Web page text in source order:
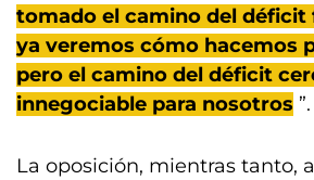
tomado el camino del déficit
ya veremos cómo hacemos
pero el camino del déficit
innegociable para nosotros ”.
La oposición, mientras tanto,